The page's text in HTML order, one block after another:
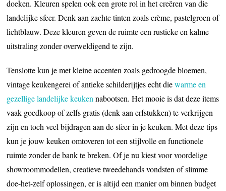
doeken. Kleuren spelen ook een grote rol in het creëren van die
landelijke sfeer. Denk aan zachte tinten zoals crème, pastelgroen of
lichtblauw. Deze kleuren geven de ruimte een rustieke en kalme
uitstraling zonder overweldigend te zijn.
Tenslotte kun je met kleine accenten zoals gedroogde bloemen,
vintage keukengerei of antieke schilderijtjes echt diewarme en
gezellige landelijke keuken nabootsen. Het mooie is dat deze items
vaak goedkoop of zelfs gratis (denk aan erfstukken) te verkrijgen
zijn en toch veel bijdragen aan de sfeer in je keuken. Met deze tips
kun je jouw keuken omtoveren tot een stijlvolle en functionele
ruimte zonder de bank te breken. Of je nu kiest voor voordelige
showroommodellen, creatieve tweedehands vondsten of slimme
doe-het-zelf oplossingen, er is altijd een manier om binnen budget